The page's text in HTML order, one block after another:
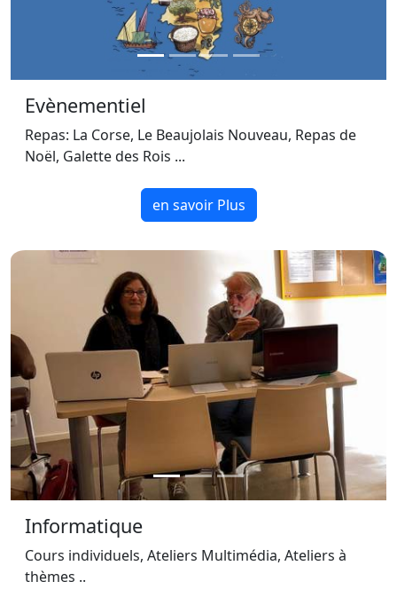
Evènementiel
Repas: La Corse, Le Beaujolais Nouveau, Repas de
Noël, Galette des Rois ...
en savoir Plus
Informatique
Cours individuels, Ateliers Multimédia, Ateliers à
thèmes ..